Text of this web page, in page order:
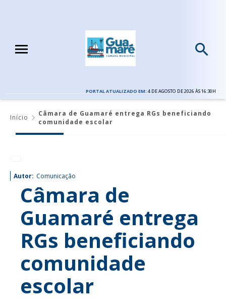
PORTAL ATUALIZADO EM: 4 DE AGOSTO DE 2026 ÀS 16:30H
Início
Câmara de Guamaré entrega RGs beneficiando
comunidade escolar
Autor: Comunicação
Câmara de
Guamaré entrega
RGs beneficiando
comunidade
escolar